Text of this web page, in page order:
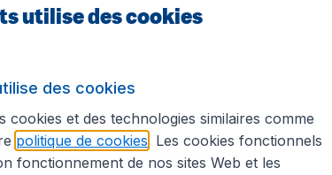
Sites internationaux
Flugladen.de
utilise des cookies
des cookies
cookies et des technologies similaires comme
politique de cookies . Les cookies fonctionnels
fonctionnement de nos sites Web et les